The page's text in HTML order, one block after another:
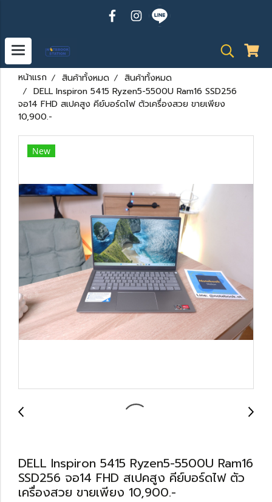
หน้าแรก สินค้าทั้งหมด
สินค้าทั้งหมด
DELL Inspiron 5415 Ryzen5-5500U Ram16 SSD256
จอ14 FHD สเปคสูง คีย์บอร์ดไฟ ตัวเครื่องสวย ขายเพียง
10,900.-
New
DELL Inspiron 5415 Ryzen5-5500U Ram16
SSD256 จอ14 FHD สเปคสูง คีย์บอร์ดไฟ ตัว
เครื่องสวย ขายเพียง 10,900.-